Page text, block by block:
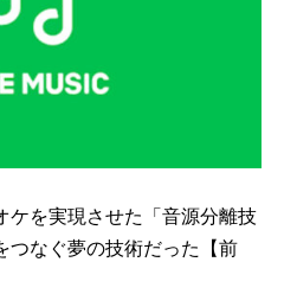
ケを実現させた「音源分離技
つなぐ夢の技術だった【前